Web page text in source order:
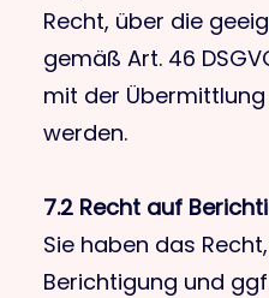
Recht, über die
gemäß Art. 46
mit der
werden.
7.2 Recht auf
Sie haben das
Berichtigung und